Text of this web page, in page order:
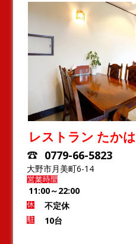
レストラン たかは
0779-66-5823
大野市月美町6-14
11:00～22:00
不定休
10台